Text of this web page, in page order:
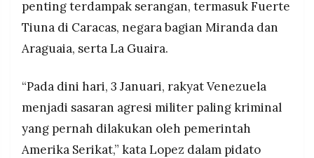
penting terdampak serangan, termasuk Fuerte
Tiuna di Caracas, negara bagian Miranda dan
Araguaia, serta La Guaira.
“Pada dini hari, 3 Januari, rakyat Venezuela
menjadi sasaran agresi militer paling kriminal
yang pernah dilakukan oleh pemerintah
Amerika Serikat,” kata Lopez dalam pidato